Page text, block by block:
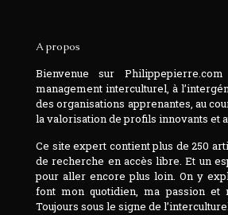
A propos
Bienvenue sur
management interculturel, à
des organisations apprenantes, au
la valorisation de profils innovants et
Ce site expert contient plus de 250
de recherche en accès libre. Et un
pour aller encore plus loin. On y
font mon quotidien, ma passion et
Toujours sous le signe de